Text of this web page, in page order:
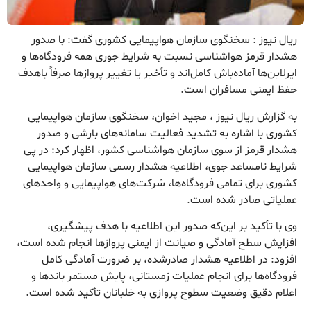
ریال نیوز : سخنگوی سازمان هواپیمایی کشوری گفت: با صدور
هشدار قرمز هواشناسی نسبت به شرایط جوری همه فرودگاه‌ها و
ایرلاین‌ها آماده‌باش کامل‌اند و تأخیر یا تغییر پروازها صرفاً باهدف
حفظ ایمنی مسافران است.
به گزارش ریال نیوز ، مجید اخوان، سخنگوی سازمان هواپیمایی
کشوری با اشاره به تشدید فعالیت سامانه‌های بارشی و صدور
هشدار قرمز از سوی سازمان هواشناسی کشور، اظهار کرد: در پی
شرایط نامساعد جوی، اطلاعیه هشدار رسمی سازمان هواپیمایی
کشوری برای تمامی فرودگاه‌ها، شرکت‌های هواپیمایی و واحدهای
عملیاتی صادر شده است.
وی با تأکید بر این‌که صدور این اطلاعیه با هدف پیشگیری،
افزایش سطح آمادگی و صیانت از ایمنی پروازها انجام شده است،
افزود: در اطلاعیه هشدار صادرشده، بر ضرورت آمادگی کامل
فرودگاه‌ها برای انجام عملیات زمستانی، پایش مستمر باندها و
اعلام دقیق وضعیت سطوح پروازی به خلبانان تأکید شده است.